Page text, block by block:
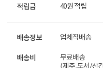
적립금 40원 적립
배송정보 업체직배송
배송비
무료배송
(제주,도서/산